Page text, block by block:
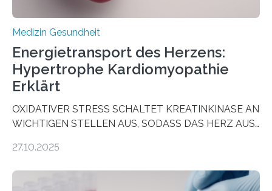
Medizin Gesundheit
Energietransport des Herzens:
Hypertrophe Kardiomyopathie
Erklärt
OXIDATIVER STRESS SCHALTET KREATINKINASE AN
WICHTIGEN STELLEN AUS, SODASS DAS HERZ AUS
aus dem Deutschen Zentrum für Herzinsuffizienz
im Journal Circulation, warum der Energietransport bei
27.10.2025